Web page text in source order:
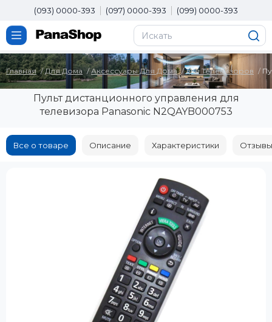
(093) 0000-393 (097) 0000-393 (099) 0000-393
Главная Для Дома Аксессуары Для Дома для Телевизоров
Пульт дистанционного управления для
телевизора Panasonic N2QAYB000753
Все о товаре Описание Характеристики